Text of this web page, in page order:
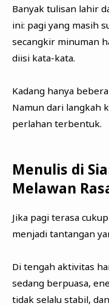
Banyak tulisan lahir
ini: pagi yang masih
secangkir minuman
diisi kata-kata.
Kadang hanya
Namun dari langkah
perlahan terbentuk.
Menulis di
Melawan
Jika pagi terasa
menjadi tantangan
Di tengah aktivitas
sedang berpuasa,
tidak selalu stabil,